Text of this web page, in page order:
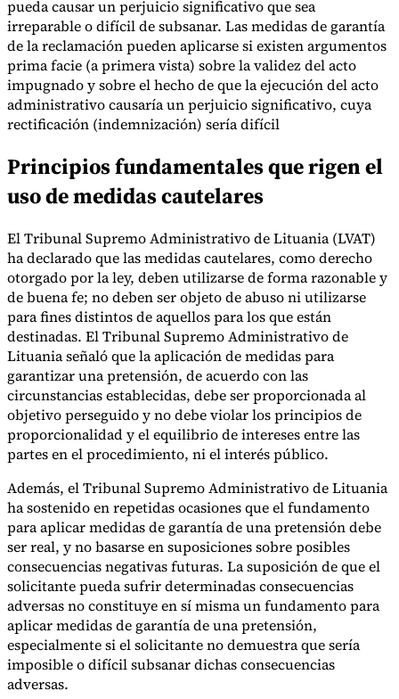
pueda causar un perjuicio significativo que sea
irreparable o difícil de subsanar. Las medidas de garantía
de la reclamación pueden aplicarse si existen argumentos
prima facie (a primera vista) sobre la validez del acto
impugnado y sobre el hecho de que la ejecución del acto
administrativo causaría un perjuicio significativo, cuya
rectificación (indemnización) sería difícil
Principios fundamentales que rigen el
uso de medidas cautelares
El Tribunal Supremo Administrativo de Lituania (LVAT)
ha declarado que las medidas cautelares, como derecho
otorgado por la ley, deben utilizarse de forma razonable y
de buena fe; no deben ser objeto de abuso ni utilizarse
para fines distintos de aquellos para los que están
destinadas. El Tribunal Supremo Administrativo de
Lituania señaló que la aplicación de medidas para
garantizar una pretensión, de acuerdo con las
circunstancias establecidas, debe ser proporcionada al
objetivo perseguido y no debe violar los principios de
proporcionalidad y el equilibrio de intereses entre las
partes en el procedimiento, ni el interés público.
Además, el Tribunal Supremo Administrativo de Lituania
ha sostenido en repetidas ocasiones que el fundamento
para aplicar medidas de garantía de una pretensión debe
ser real, y no basarse en suposiciones sobre posibles
consecuencias negativas futuras. La suposición de que el
solicitante pueda sufrir determinadas consecuencias
adversas no constituye en sí misma un fundamento para
aplicar medidas de garantía de una pretensión,
especialmente si el solicitante no demuestra que sería
imposible o difícil subsanar dichas consecuencias
adversas.